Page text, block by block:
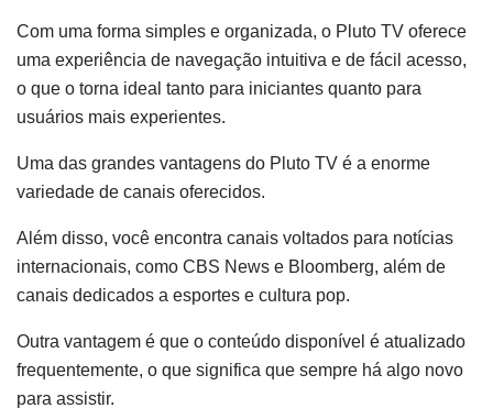
Com uma forma simples e organizada, o Pluto TV oferece
uma experiência de navegação intuitiva e de fácil acesso,
o que o torna ideal tanto para iniciantes quanto para
usuários mais experientes.
Uma das grandes vantagens do Pluto TV é a enorme
variedade de canais oferecidos.
Além disso, você encontra canais voltados para notícias
internacionais, como CBS News e Bloomberg, além de
canais dedicados a esportes e cultura pop.
Outra vantagem é que o conteúdo disponível é atualizado
frequentemente, o que significa que sempre há algo novo
para assistir.